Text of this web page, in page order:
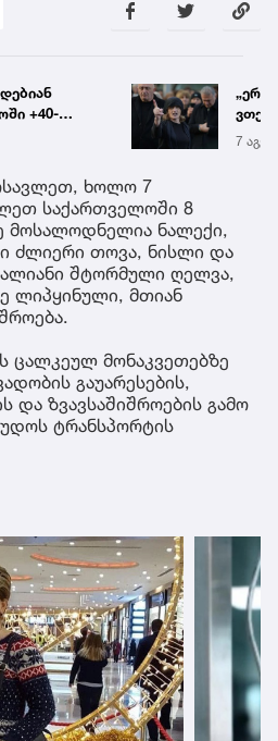
+40-
ნია
7 აგვ
ხოლო 7
საქართველოში 8
ნალექი,
ძლიერი თოვა, ნისლი და
შტორმული ღელვა,
ლიპყინული, მთიან
ცალკეულ მონაკვეთებზე
გაუარესების,
და ზვავსაშიშროების გამო
ტრანსპორტის